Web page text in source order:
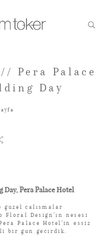
Pera Palace
Day
Day, Pera Palace Hotel
guzel calısmalar
Design’ın nesesi
Palace Hotel’in essiz
bir gun gecirdik.